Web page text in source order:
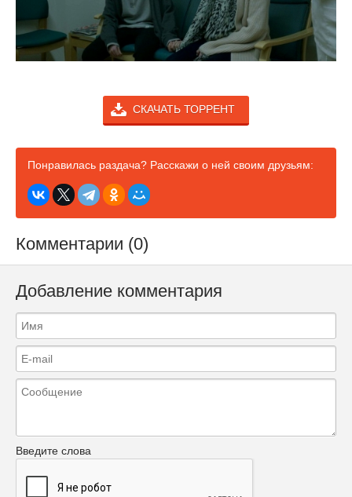
СКАЧАТЬ ТОРРЕНТ
Понравилась раздача? Расскажи о ней своим друзьям:
Комментарии (0)
Добавление комментария
Введите слова